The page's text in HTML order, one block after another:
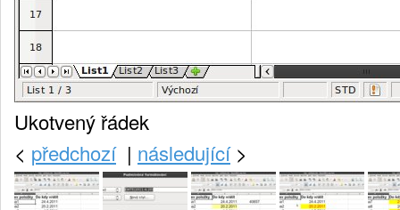
Ukotvený řádek
< předchozí| následující>